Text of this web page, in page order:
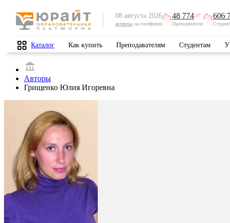
08 августа 2026
активны на платформе
48 774-17
Преподавателя
606
Студент
Каталог Как купить Преподавателям Студентам
Авторы
Грищенко Юлия Игоревна